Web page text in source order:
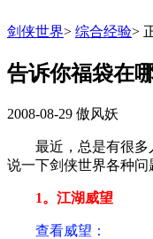
剑侠世界> 综合经验>
告诉你福袋在
2008-08-29 傲风妖
最近，总是有很
说一下剑侠世界各种问
1。江湖威望
查看威望：